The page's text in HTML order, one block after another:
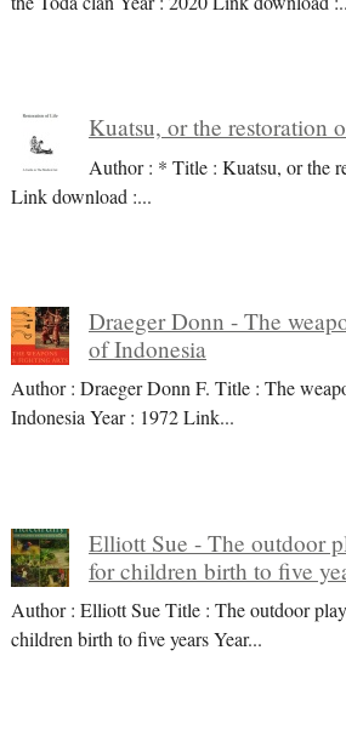
Kuatsu, or the restoration
Author : * Title : Kuatsu, or the
Link download :...
Draeger Donn - The
of Indonesia
Author : Draeger Donn F. Title : The
Indonesia Year : 1972 Link...
Elliott Sue - The outdoor
for children birth to five
Author : Elliott Sue Title : The outdoor
children birth to five years Year...